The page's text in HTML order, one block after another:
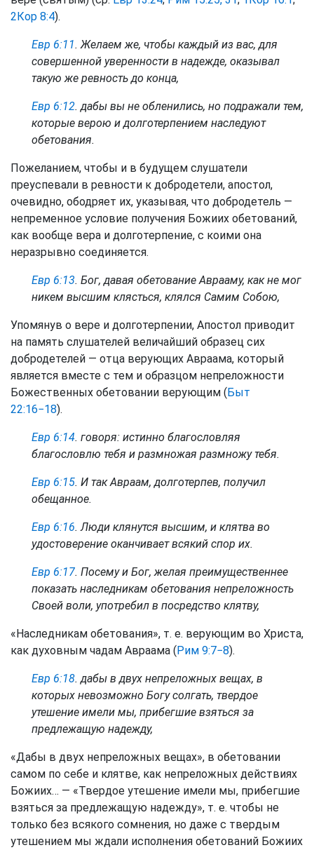
2Кор 8:4).
Евр 6:11. Желаем же, чтобы каждый из вас, для
совершенной уверенности в надежде, оказывал
такую же ревность до конца,
Евр 6:12. дабы вы не обленились, но подражали тем,
которые верою и долготерпением наследуют
обетования.
Пожеланием, чтобы и в будущем слушатели
преуспевали в ревности к добродетели, апостол,
очевидно, ободряет их, указывая, что добродетель —
непременное условие получения Божиих обетований,
как вообще вера и долготерпение, с коими она
неразрывно соединяется.
Евр 6:13. Бог, давая обетование Аврааму, как не мог
никем высшим клясться, клялся Самим Собою,
Упомянув о вере и долготерпении, Апостол приводит
на память слушателей величайший образец сих
добродетелей — отца верующих Авраама, который
является вместе с тем и образцом непреложности
Божественных обетовании верующим (Быт
22:16−18).
Евр 6:14. говоря: истинно благословляя
благословлю тебя и размножая размножу тебя.
Евр 6:15. И так Авраам, долготерпев, получил
обещанное.
Евр 6:16. Люди клянутся высшим, и клятва во
удостоверение оканчивает всякий спор их.
Евр 6:17. Посему и Бог, желая преимущественнее
показать наследникам обетования непреложность
Своей воли, употребил в посредство клятву,
«Наследникам обетования», т. е. верующим во Христа,
как духовным чадам Авраама (Рим 9:7−8).
Евр 6:18. дабы в двух непреложных вещах, в
которых невозможно Богу солгать, твердое
утешение имели мы, прибегшие взяться за
предлежащую надежду,
«Дабы в двух непреложных вещах», в обетовании
самом по себе и клятве, как непреложных действиях
Божиих… — «Твердое утешение имели мы, прибегшие
взяться за предлежащую надежду», т. е. чтобы не
только без всякого сомнения, но даже с твердым
утешением мы ждали исполнения обетований Божиих